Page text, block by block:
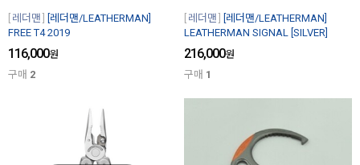
레더맨
[레더맨/LEATHERMAN]
FREE T4 2019
116,000원
구매 2
레더맨
[레더맨/LEATHERMAN]
LEATHERMAN SIGNAL [SILVER]
216,000원
구매 1